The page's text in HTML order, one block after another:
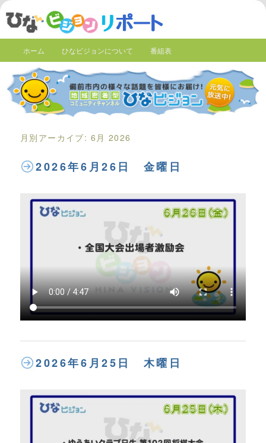
ホーム ひなビジョンについて 番組表
月別アーカイブ: 6月 2026
2026年6月26日 金曜日
2026年6月25日 木曜日